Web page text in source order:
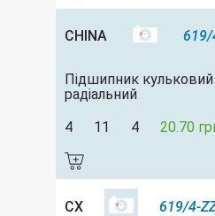
CHINA 619/
Підшипник
радіальний
4
11 4 20.70
CX 619/4-